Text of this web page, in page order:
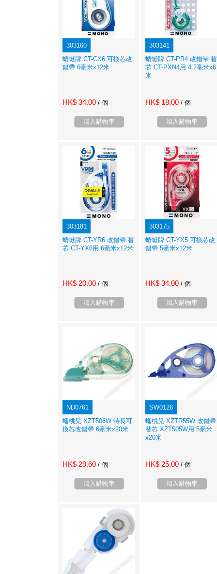
303160
蜻蜓牌 CT-CX6 可換芯改
錯帶 6毫米x12米
HK$ 34.00 / 個
加入購物車
303141
蜻蜓牌 CT-PR4 改錯帶 替
芯 CT-PXN4用 4.2亳米x6
米
HK$ 18.00 / 個
加入購物車
303181
蜻蜓牌 CT-YR6 改錯帶 替
芯 CT-YX6用 6毫米x12米
HK$ 20.00 / 個
加入購物車
303175
蜻蜓牌 CT-YX5 可換芯改
錯帶 5毫米x12米
HK$ 34.00 / 個
加入購物車
ND0761
蟠桃兒 XZT506W 特長可
換芯改錯帶 6毫米x20米
HK$ 29.60 / 個
加入購物車
SW0126
蟠桃兒 XZTR55W 改錯帶
替芯 XZT505W用 5毫米
x20米
HK$ 25.00 / 個
加入購物車